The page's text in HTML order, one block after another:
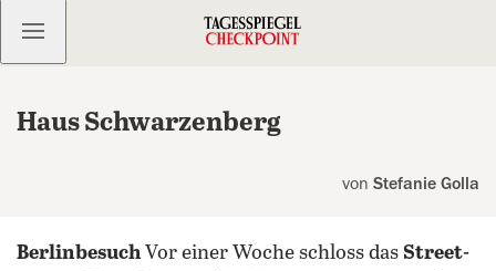
Kostenlos anmelden
Haus Schwarzenberg
von Stefanie Golla
Berlinbesuch Vor einer Woche schloss das Street-